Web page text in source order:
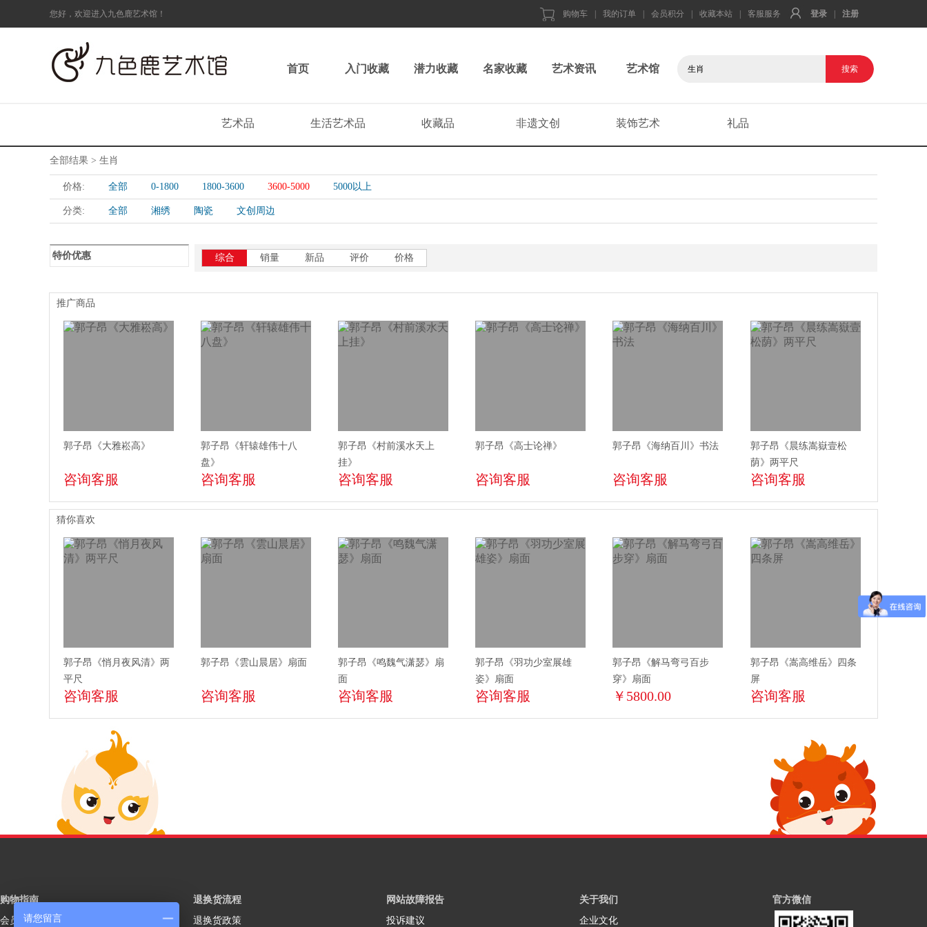
您好，欢迎进入九色鹿艺术馆！ 购物车 我的订单 会员积分 收藏本站 客服服务 登录 注册
首页 入门收藏 潜力收藏 名家收藏 艺术资讯 艺术馆
艺术品 生活艺术品 收藏品 非遗文创 装饰艺术 礼品
全部结果 > 生肖
价格: 全部 0-1800 1800-3600 3600-5000 5000以上
分类: 全部 湘绣 陶瓷 文创周边
特价优惠 综合 销量 新品 评价 价格
推广商品
郭子昂《大雅崧高》
咨询客服
郭子昂《轩辕雄伟十八
盘》
咨询客服
郭子昂《村前溪水天上
挂》
咨询客服
郭子昂《高士论禅》
咨询客服
郭子昂《海纳百川》书法
咨询客服
郭子昂《晨练嵩嶽壹松
荫》两平尺
咨询客服
猜你喜欢
郭子昂《悄月夜风清》两
平尺
咨询客服
郭子昂《雲山晨居》扇面
咨询客服
郭子昂《鸣魏气潇瑟》扇
面
咨询客服
郭子昂《羽功少室展雄
姿》扇面
咨询客服
郭子昂《解马弯弓百步
穿》扇面
￥5800.00
郭子昂《嵩高维岳》四条
屏
咨询客服
购物指南
会员注册
退换货流程
退换货政策
网站故障报告
投诉建议
关于我们
企业文化
官方微信
请您留言